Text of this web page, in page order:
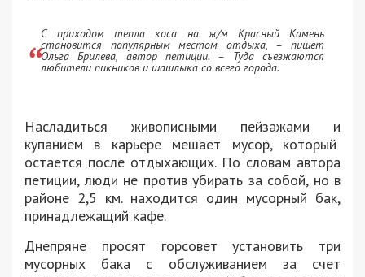
С приходом тепла коса на ж/м Красный Камень
становится популярным местом отдыха, – пишет
Ольга Брилева, автор петиции. – Туда съезжаются
любители пикников и шашлыка со всего города.
Насладиться живописными пейзажами и
купанием в карьере мешает мусор, который
остается после отдыхающих. По словам автора
петиции, люди не против убирать за собой, но в
районе 2,5 км. находится один мусорный бак,
принадлежащий кафе.
Днепряне просят горсовет установить три
мусорных бака с обслуживанием за счет